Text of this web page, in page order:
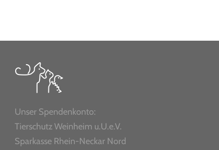
Unser Spendenkonto:
Tierschutz Weinheim u.U.e.V.
Sparkasse Rhein-Neckar Nord